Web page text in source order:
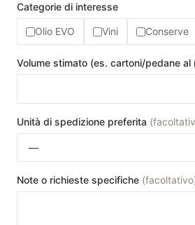
Categorie di interesse
Olio EVO Vini Conserve
Volume stimato (es. cartoni/pedane al
Unità di spedizione preferita (
Note o richieste specifiche (facoltativo